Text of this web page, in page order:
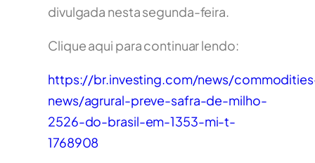
divulgada nesta segunda-feira.
Clique aqui para continuar lendo:
https://br.investing.com/news/
news/agrural-preve-safra-de-milho-
2526-do-brasil-em-1353-mi-t-
1768908